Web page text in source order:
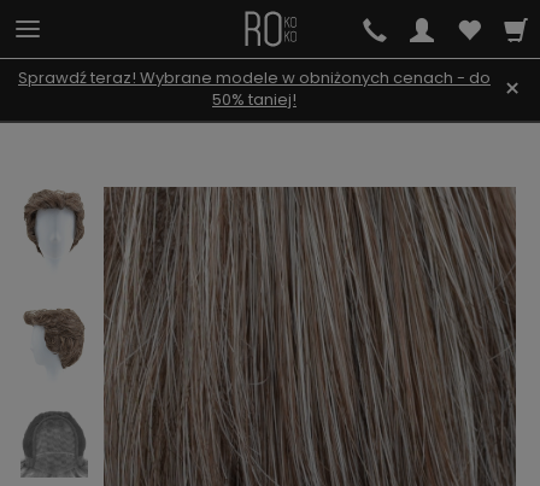
Sprawdź teraz! Wybrane modele w obniżonych cenach - do
50% taniej!
×